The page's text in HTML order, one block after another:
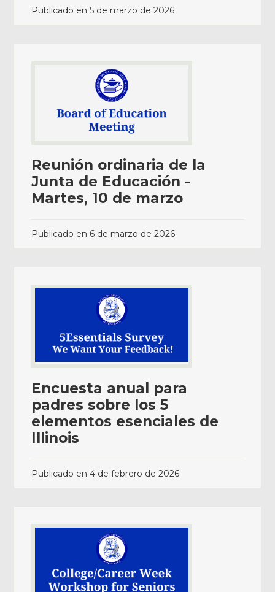
Publicado en5 de marzo de 2026
Reunión ordinaria de la
Junta de Educación -
Martes, 10 de marzo
Publicado en 6 de marzo de 2026
Encuesta anual para
padres sobre los 5
elementos esenciales de
Illinois
Publicado en4 de febrero de 2026